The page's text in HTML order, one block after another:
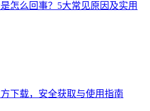
怎么回事？5大常见原因及实用
下载，安全获取与使用指南